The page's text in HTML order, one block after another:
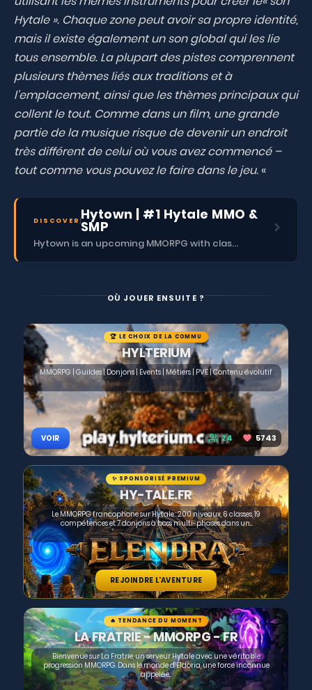
Hytale ». Chaque zone peut avoir sa propre identité,
mais il existe également un son global qui les lie
tous ensemble. La plupart des pistes comprennent
plusieurs thèmes liés aux traditions et à
l’emplacement, ainsi que les thèmes principaux qui
collent le tout. Comme dans un film, une grande
partie de la musique risque de devenir un endroit
très différent de celui où vous avez commencé –
tout comme vous pouvez le faire dans le jeu. « ​
DISCOVER Hytown | #1 Hytale MMO &
SMP
Hytown is an upcoming MMORPG with classes, dungeons, skills, social content, and more.
OÙ JOUER ENSUITE ?
🏆 LE CHOIX DE LA COMMU
HYLTERIUM
MMORPG | Guildes | Donjons | Events | Métiers | PVE | Contenu évolutif
VOIR 24 5743
✨ SPONSORISÉ PREMIUM
HY-TALE.FR
Le MMORPG francophone sur Hytale : 200 niveaux, 6 classes, 19
compétences et 7 donjons à boss multi-phases dans un...
REJOINDRE L'AVENTURE
🔥 TENDANCE DU MOMENT
LA FRATRIE - MMORPG - FR
Bienvenue sur La Fratrie, un serveur Hytale avec une véritable
progression MMORPG. Dans le monde d’Eldoria, une force inconnue
appelée...